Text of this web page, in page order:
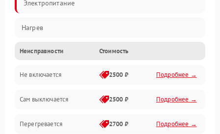
Электропитание
Нагрев
Неисправности Стоимость
Не включается 2500 ₽ Подробнее →
Сам выключается 2500 ₽ Подробнее →
Перегревается 2700 ₽ Подробнее →